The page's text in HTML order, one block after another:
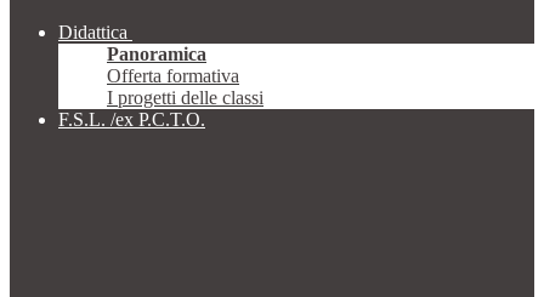
Didattica
Panoramica
Offerta formativa
I progetti delle classi
F.S.L. /ex P.C.T.O.